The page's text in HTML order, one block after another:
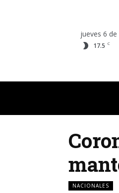
jueves 6
17.5 C
NACIONALES